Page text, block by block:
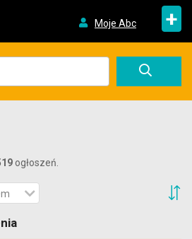
Moje Abc +
ogłoszeń.